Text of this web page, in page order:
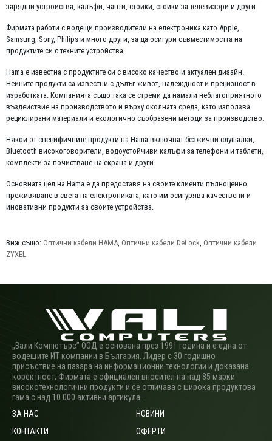
зарядни устройства, калъфи, чанти, стойки, стойки за телевизори и други.
Фирмата работи с водещи производители на електроника като Apple,
Samsung, Sony, Philips и много други, за да осигури съвместимостта на
продуктите си с техните устройства.
Hama е известна с продуктите си с високо качество и актуален дизайн.
Нейните продукти са известни с дълъг живот, надеждност и прецизност в
изработката. Компанията също така се стреми да намали неблагоприятното
въздействие на производството й върху околната среда, като използва
рециклирани материали и екологично съобразени методи за производство.
Някои от специфичните продукти на Hama включват безжични слушалки,
Bluetooth високоговорители, водоустойчиви калъфи за телефони и таблети,
комплекти за почистване на екрана и други.
Основната цел на Hama е да предоставя на своите клиенти пълноценно
преживяване в света на електрониката, като им осигурява качествени и
иновативни продукти за своите устройства.
Виж също: Оптични кабели HAMA, Оптични кабели DeLock, Оптични кабели
ZYXEL
„Вали Компютърс” ООД е основана през 1991 година и е една от
водещите ИТ компании в България. Лидер с 30 годишно
присъствие на пазара на информационни технологии и доказана
коректност; Фирмата е официален вносител на над 85 марки
високотехнологични продукти и се отличава с широка продуктова
гама с над 10 000 активни артикула.
ЗА НАС
КОНТАКТИ
НОВИНИ
ОФЕРТИ